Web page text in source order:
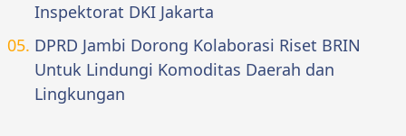
Inspektorat DKI Jakarta
DPRD Jambi Dorong Kolaborasi Riset BRIN
Untuk Lindungi Komoditas Daerah dan
Lingkungan